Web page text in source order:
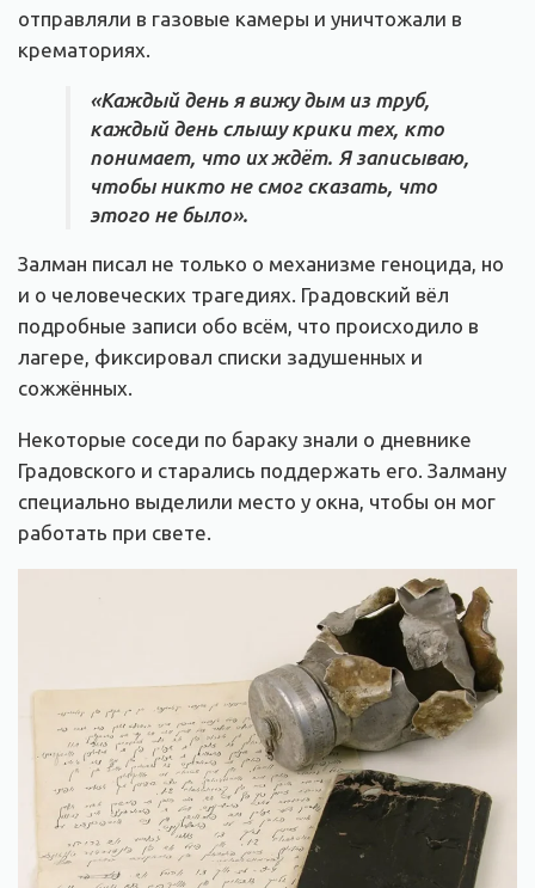
отправляли в газовые камеры и уничтожали в
крематориях.
«Каждый день я вижу дым из труб,
каждый день слышу крики тех, кто
понимает, что их ждёт. Я записываю,
чтобы никто не смог сказать, что
этого не было».
Залман писал не только о механизме геноцида, но
и о человеческих трагедиях. Градовский вёл
подробные записи обо всём, что происходило в
лагере, фиксировал списки задушенных и
сожжённых.
Некоторые соседи по бараку знали о дневнике
Градовского и старались поддержать его. Залману
специально выделили место у окна, чтобы он мог
работать при свете.